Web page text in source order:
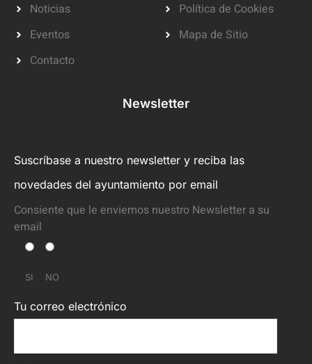
Noticias
Eventos
Contacto
Política de Cookies
Mapa de Sitio
Newsletter
Suscríbase a nuestro newsletter y reciba las
novedades del ayuntamiento por email
Consiente que le enviemos nuestro Newsletter a su
email
SI NO
Tu correo electrónico